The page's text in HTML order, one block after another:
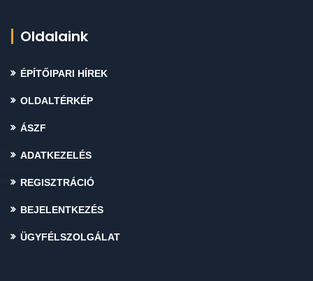
Oldalaink
ÉPÍTŐIPARI HÍREK
OLDALTÉRKÉP
ÁSZF
ADATKEZELÉS
REGISZTRÁCIÓ
BEJELENTKEZÉS
ÜGYFÉLSZOLGÁLAT